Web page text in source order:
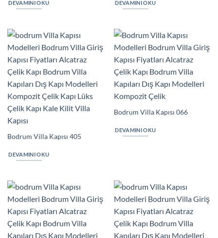
DEVAMINI OKU DEVAMINI OKU
Bodrum Villa Kapısı 405
DEVAMINI OKU
Bodrum Villa Kapısı 066
DEVAMINI OKU